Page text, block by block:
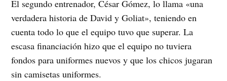
El segundo entrenador, César Gómez, lo llama «una
verdadera historia de David y Goliat», teniendo en
cuenta todo lo que el equipo tuvo que superar. La
escasa financiación hizo que el equipo no tuviera
fondos para uniformes nuevos y que los chicos jugaran
sin camisetas uniformes.